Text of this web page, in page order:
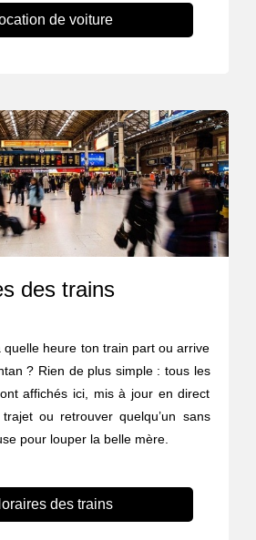
de voiture
des trains
quelle heure ton train part ou arrive
? Rien de plus simple : tous les
affichés ici, mis à jour en direct
ou retrouver quelqu’un sans
pour louper la belle mère.
des trains